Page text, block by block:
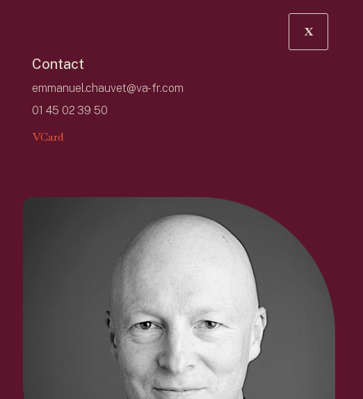
Contact
emmanuel.chauvet@va-fr.com
01 45 02 39 50
VCard
X